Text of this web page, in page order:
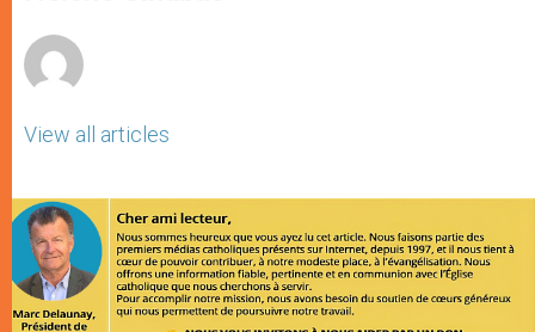
View all articles